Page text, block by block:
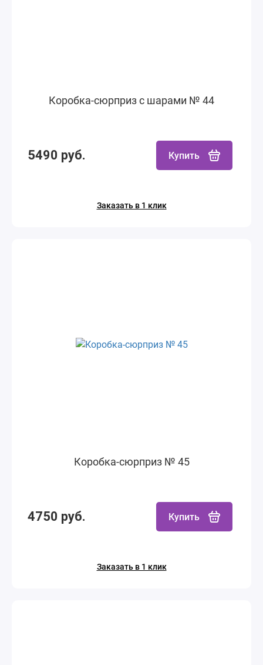
Коробка-сюрприз с шарами № 44
5490 руб. Купить
Заказать в 1 клик
Коробка-сюрприз № 45
4750 руб. Купить
Заказать в 1 клик